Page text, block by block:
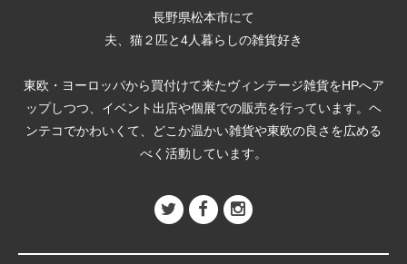
長野県松本市にて
夫、猫２匹と4人暮らしの雑貨好き
東欧・ヨーロッパから買付けて来たヴィンテージ雑貨をHPへア
ップしつつ、イベント出店や個展での販売を行っています。ヘ
ンテコでかわいくて、どこか温かい雑貨や東欧の良さを広める
べく活動しています。